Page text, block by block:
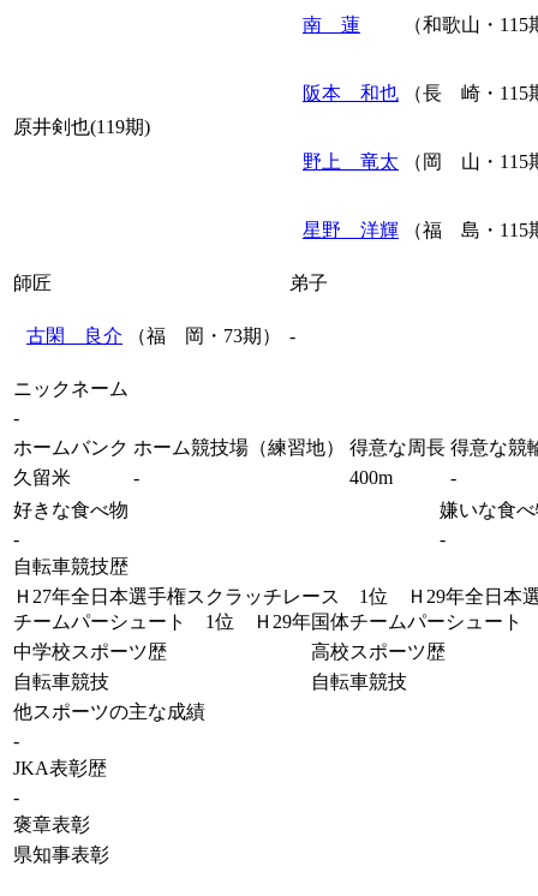
原井剣也(119期)
南 蓮 （和歌山・115
阪本 和也 （長 崎・115
野上 竜太 （岡 山・115
星野 洋輝 （福 島・115
師匠 弟子
古閑 良介 （福 岡・73期） -
ニックネーム
-
ホームバンク ホーム競技場（練習地） 得意な周長 得意な競
久留米
- 400m
-
好きな食べ物
嫌いな食
-
-
自転車競技歴
Ｈ27年全日本選手権スクラッチレース 1位 Ｈ29年全日
チームパーシュート 1位 Ｈ29年国体チームパーシュート
中学校スポーツ歴
高校スポーツ歴
自転車競技
自転車競技
他スポーツの主な成績
-
JKA表彰歴
-
褒章表彰
県知事表彰